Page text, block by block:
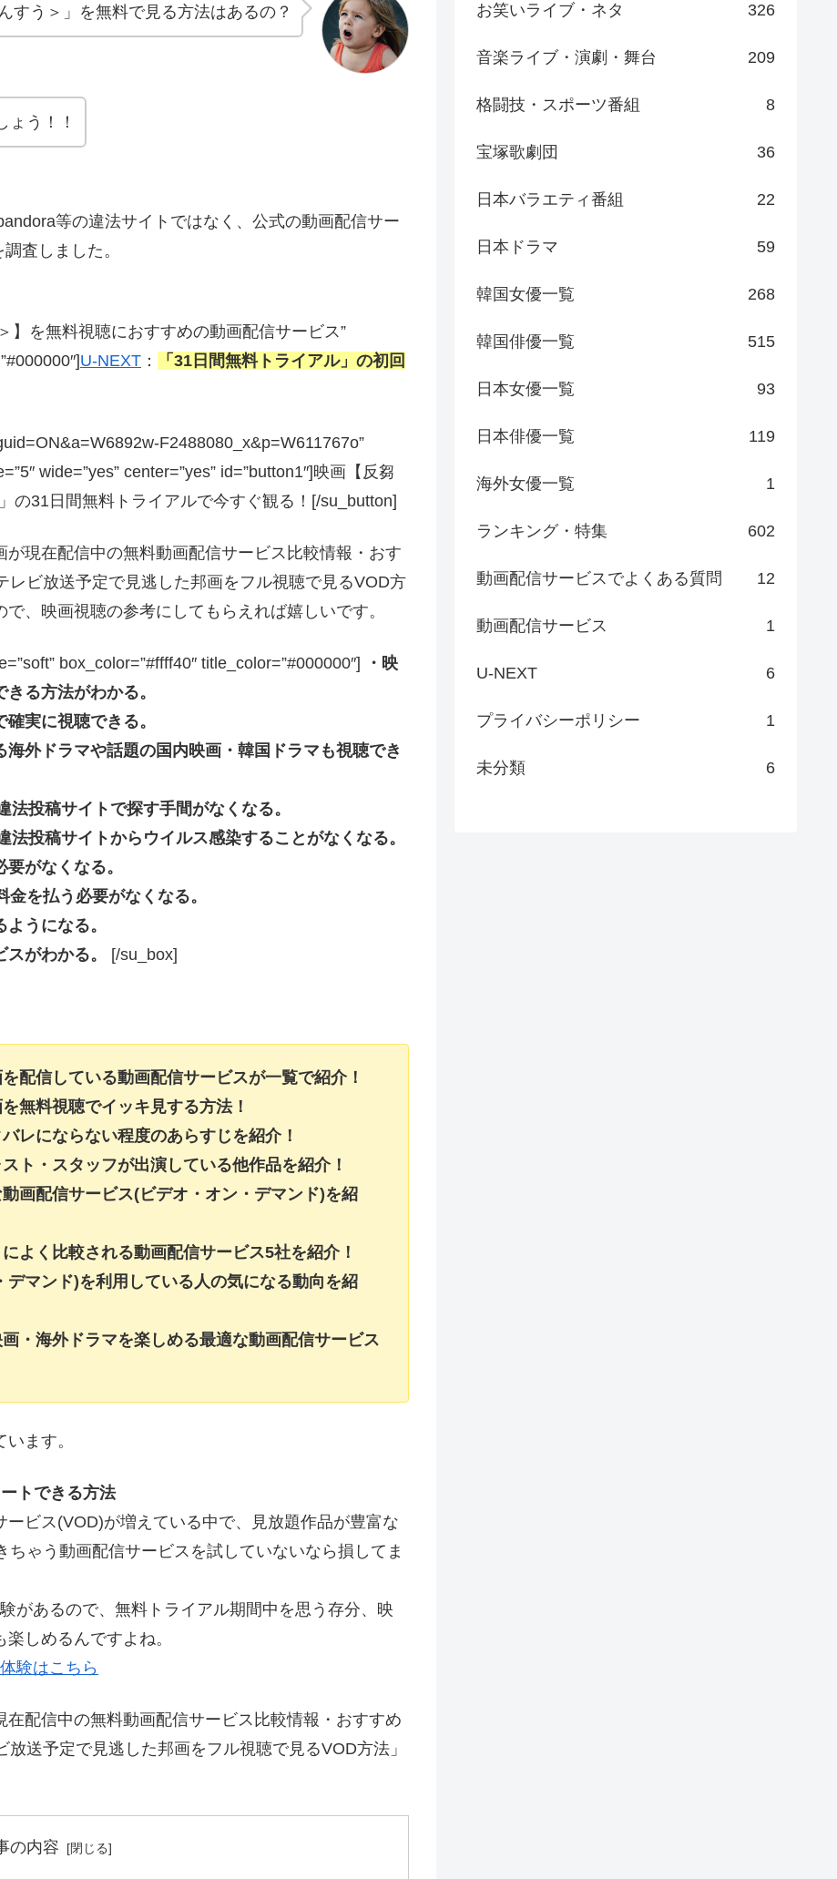
すう＞」を無料で見る方法はあるの？
ょう！！
等の違法サイトではなく、公式の動画配信サー
査しました。
】を無料視聴におすすめの動画配信サービス”
U-NEXT ：
「31日間無料トライアル」の初回
F2488080_x&p=W611767o”
wide=”yes” center=”yes” id=”button1″]映画【反芻
の31日間無料トライアルで今すぐ観る！[/su_button]
現在配信中の無料動画配信サービス比較情報・おす
ビ放送予定で見逃した邦画をフル視聴で見るVOD方
、映画視聴の参考にしてもらえれば嬉しいです。
box_color=”#ffff40″ title_color=”#000000″]
・映
る方法がわかる。
実に視聴できる。
外ドラマや話題の国内映画・韓国ドラマも視聴でき
投稿サイトで探す手間がなくなる。
投稿サイトからウイルス感染することがなくなる。
がなくなる。
を払う必要がなくなる。
うになる。
がわかる。
[/su_box]
配信している動画配信サービスが一覧で紹介！
無料視聴でイッキ見する方法！
レにならない程度のあらすじを紹介！
ト・スタッフが出演している他作品を紹介！
画配信サービス(ビデオ・オン・デマンド)を紹
よく比較される動画配信サービス5社を紹介！
マンド)を利用している人の気になる動向を紹
・海外ドラマを楽しめる最適な動画配信サービス
ます。
トできる方法
ビス(VOD)が増えている中で、見放題作品が豊富な
ゃう動画配信サービスを試していないなら損してま
があるので、無料トライアル期間中を思う存分、映
しめるんですよね。
験はこちら
配信中の無料動画配信サービス比較情報・おすすめ
送予定で見逃した邦画をフル視聴で見るVOD方法」
の内容
お笑いライブ・ネタ 326
音楽ライブ・演劇・舞台 209
格闘技・スポーツ番組 8
宝塚歌劇団 36
日本バラエティ番組 22
日本ドラマ 59
韓国女優一覧 268
韓国俳優一覧 515
日本女優一覧 93
日本俳優一覧 119
海外女優一覧 1
ランキング・特集 602
動画配信サービスでよくある質問 12
動画配信サービス 1
U-NEXT 6
プライバシーポリシー 1
未分類 6